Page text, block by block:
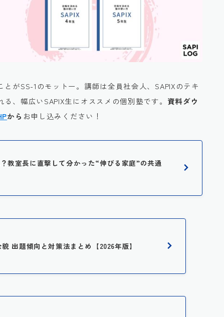
とがSS-1のモットー。講師は全員社会人、SAPIXのテキ
、幅広いSAPIX生にオススメの個別塾です。 資料ダウ
から お申し込みください！
教室長に直撃して分かった“伸びる家庭”の共通
出題傾向と対策法まとめ【2026年版】